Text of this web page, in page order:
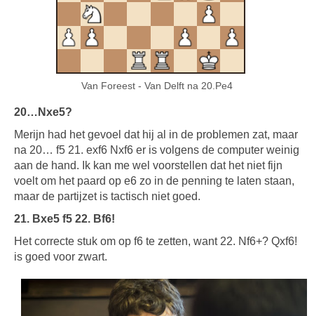
Van Foreest - Van Delft na 20.Pe4
20…Nxe5?
Merijn had het gevoel dat hij al in de problemen zat, maar
na 20… f5 21. exf6 Nxf6 er is volgens de computer weinig
aan de hand. Ik kan me wel voorstellen dat het niet fijn
voelt om het paard op e6 zo in de penning te laten staan,
maar de partijzet is tactisch niet goed.
21. Bxe5 f5 22. Bf6!
Het correcte stuk om op f6 te zetten, want 22. Nf6+? Qxf6!
is goed voor zwart.